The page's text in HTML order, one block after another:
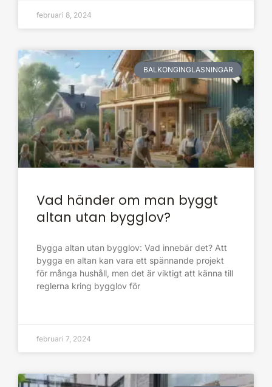
februari 8, 2024
BALKONGINGLASNINGAR
Vad händer om man byggt
altan utan bygglov?
Bygga altan utan bygglov: Vad innebär det? Att
bygga en altan kan vara ett spännande projekt
för många hushåll, men det är viktigt att känna till
reglerna kring bygglov för
februari 7, 2024